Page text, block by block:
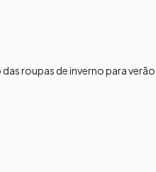
roupas de inverno para verão.